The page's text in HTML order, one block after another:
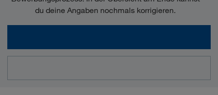
du deine Angaben nochmals korrigieren.